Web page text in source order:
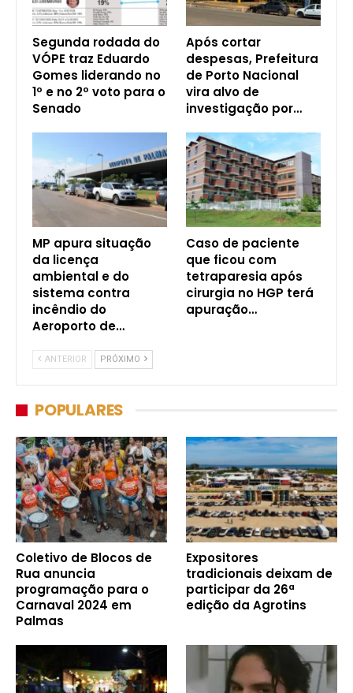
Segunda rodada do
VÓPE traz Eduardo
Gomes liderando no
1º e no 2º voto para o
Senado
Após cortar
despesas, Prefeitura
de Porto Nacional
vira alvo de
investigação por…
MP apura situação
da licença
ambiental e do
sistema contra
incêndio do
Aeroporto de…
Caso de paciente
que ficou com
tetraparesia após
cirurgia no HGP terá
apuração…
ANTERIOR PRÓXIMO
POPULARES
Coletivo de Blocos de
Rua anuncia
programação para o
Carnaval 2024 em
Palmas
Expositores
tradicionais deixam de
participar da 26ª
edição da Agrotins